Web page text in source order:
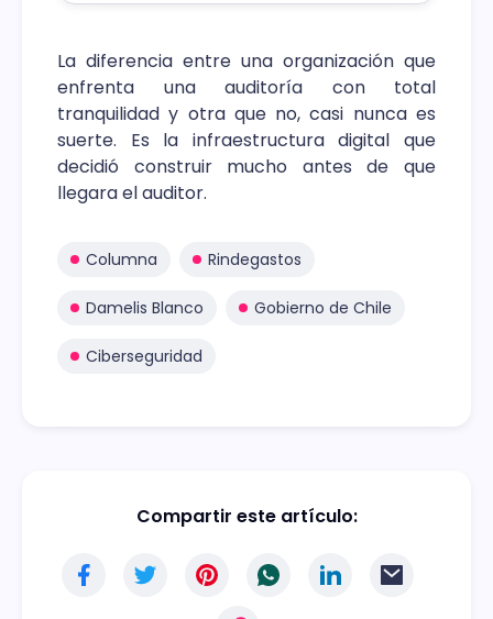
La diferencia entre una organización que
enfrenta una auditoría con total
tranquilidad y otra que no, casi nunca es
suerte. Es la infraestructura digital que
decidió construir mucho antes de que
llegara el auditor.
Columna Rindegastos
Damelis Blanco Gobierno de Chile
Ciberseguridad
Compartir este artículo: